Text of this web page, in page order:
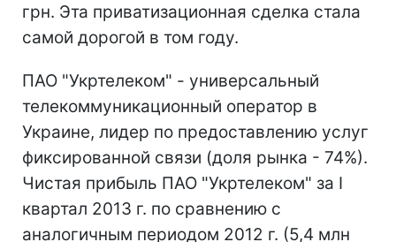
грн. Эта приватизационная сделка стала
самой дорогой в том году.
ПАО "Укртелеком" - универсальный
телекоммуникационный оператор в
Украине, лидер по предоставлению услуг
фиксированной связи (доля рынка - 74%).
Чистая прибыль ПАО "Укртелеком" за I
квартал 2013 г. по сравнению с
аналогичным периодом 2012 г. (5,4 млн